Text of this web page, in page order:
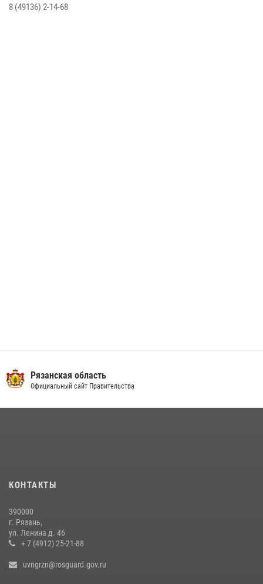
8 (49136) 2-14-68
Рязанская область
Официальный сайт Правительства
КОНТАКТЫ
390000
г. Рязань,
ул. Ленина д. 46
+ 7 (4912) 25-21-88
uvngrzn@rosguard.gov.ru